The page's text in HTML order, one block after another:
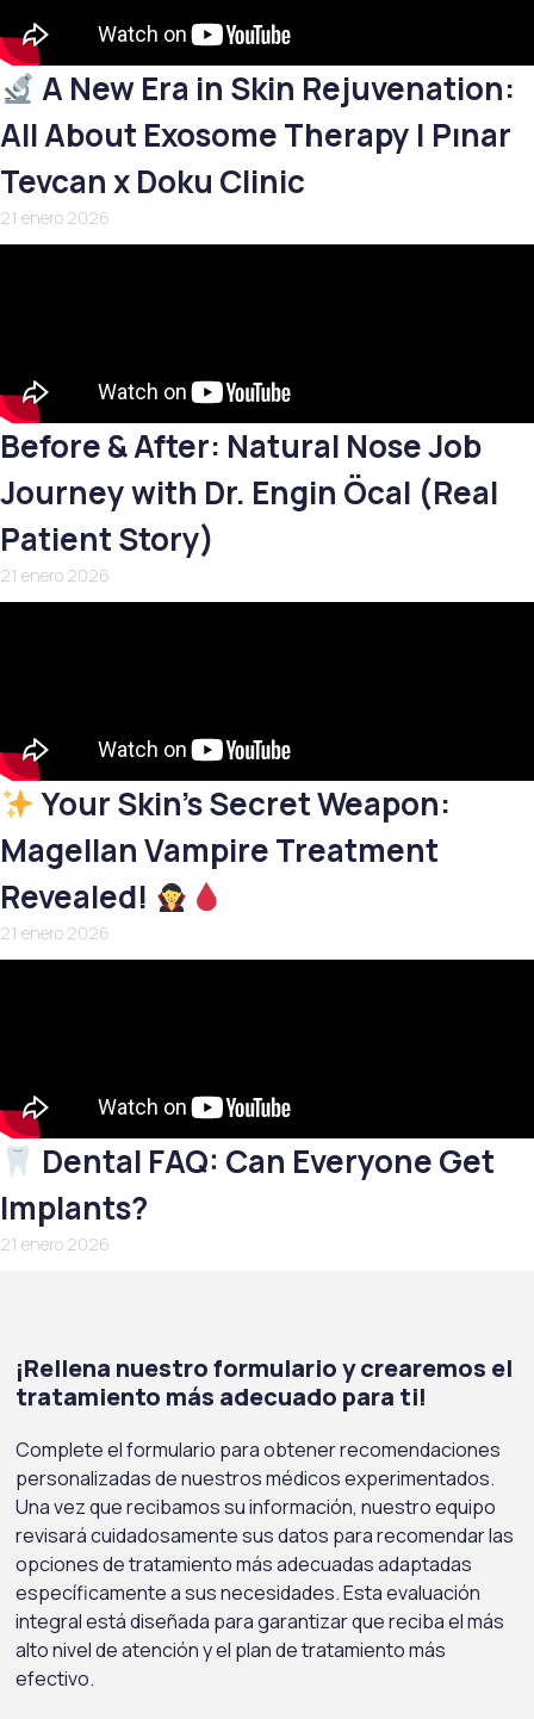
A New Era in Skin Rejuvenation:
All About Exosome Therapy | Pınar
Tevcan x Doku Clinic
21 enero 2026
Before & After: Natural Nose Job
Journey with Dr. Engin Öcal (Real
Patient Story)
21 enero 2026
Your Skin’s Secret Weapon:
Magellan Vampire Treatment
Revealed!
21 enero 2026
Dental FAQ: Can Everyone Get
Implants?
21 enero 2026
¡Rellena nuestro formulario y crearemos el
tratamiento más adecuado para ti!
Complete el formulario para obtener recomendaciones
personalizadas de nuestros médicos experimentados.
Una vez que recibamos su información, nuestro equipo
revisará cuidadosamente sus datos para recomendar las
opciones de tratamiento más adecuadas adaptadas
específicamente a sus necesidades. Esta evaluación
integral está diseñada para garantizar que reciba el más
alto nivel de atención y el plan de tratamiento más
efectivo.